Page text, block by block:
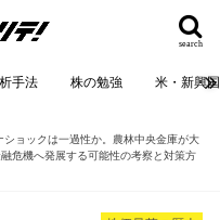
search
手法 株の勉強 米・新興
ョックは一過性か。農林中央金庫が大
危機へ発展する可能性の考察と対策方